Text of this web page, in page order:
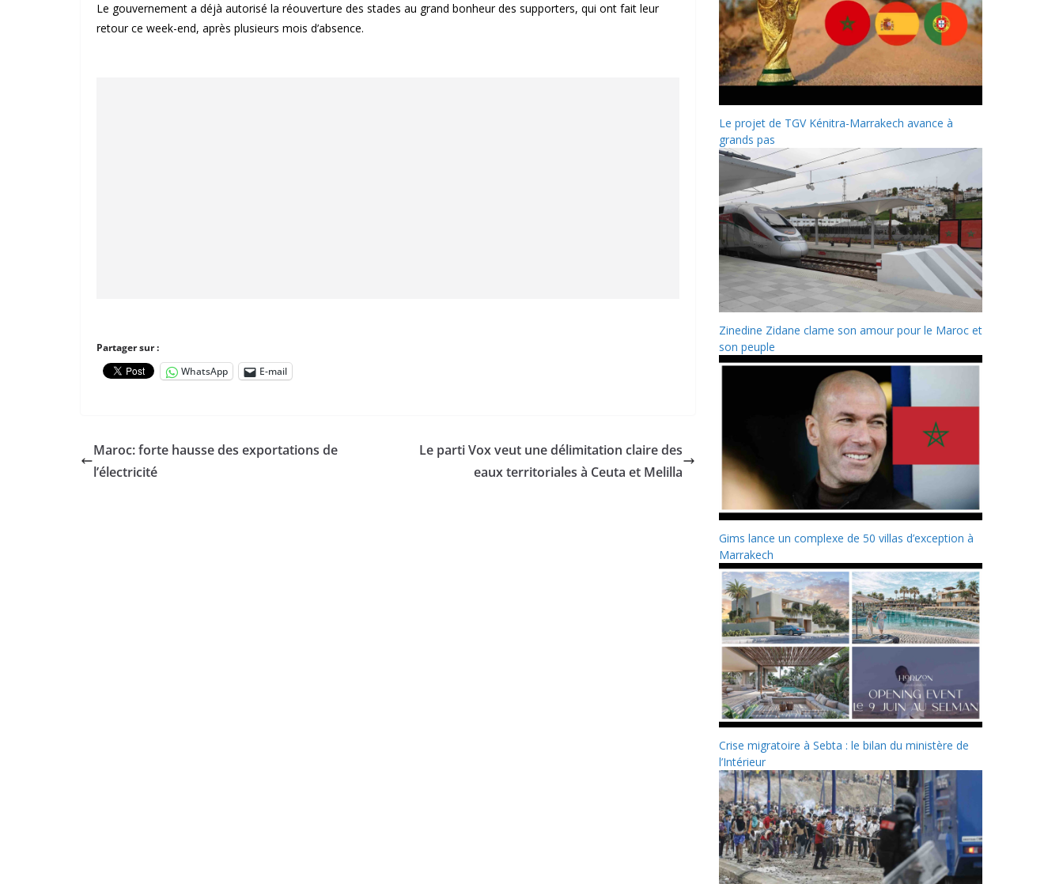
Le gouvernement a déjà autorisé la réouverture des stades au grand bonheur des supporters, qui ont fait leur
retour ce week-end, après plusieurs mois d’absence.
Partager sur :
WhatsApp
E-mail
Maroc: forte hausse des exportations de
l’électricité
Le parti Vox veut une délimitation claire des
eaux territoriales à Ceuta et Melilla
Le projet de TGV Kénitra-Marrakech avance à
grands pas
Zinedine Zidane clame son amour pour le Maroc et
son peuple
Gims lance un complexe de 50 villas d’exception à
Marrakech
Crise migratoire à Sebta : le bilan du ministère de
l’Intérieur